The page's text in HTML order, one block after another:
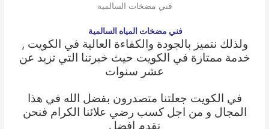
فني مضخات السالمية
فني مضخات المياه السالمية
ولذلك نتميز بالجودة والكفاءة العالية في الكويت ,
خدمة ممتازة في الكويت حيث خبرتنا التي تزيد عن
عشر سنوات
في الكويت جعلتنا متصدرون بفضل الله في هذا
المجال و من اجل كسب رضي علائنا الكرام فنحن
نقدم افضل